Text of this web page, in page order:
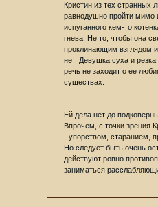
Кристин из тех странных
равнодушно пройти мимо
испуганного кем-то
гнева. Не то, чтобы она
проклинающим взглядом
нет. Девушка суха и
речь не заходит о ее
существах.
Ей дела нет до
Впрочем, с точки зрения
- упорством, старанием,
Но следует быть очень
действуют ровно
заниматься